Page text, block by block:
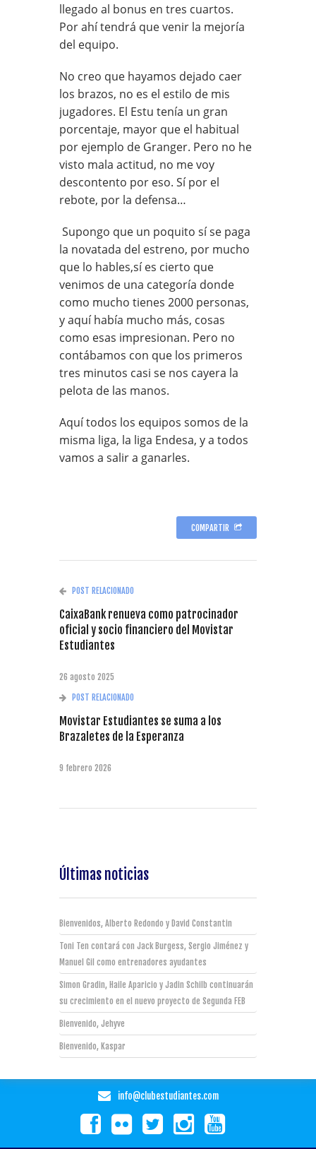
llegado al bonus en tres cuartos.
Por ahí tendrá que venir la mejoría
del equipo.
No creo que hayamos dejado caer
los brazos, no es el estilo de mis
jugadores. El Estu tenía un gran
porcentaje, mayor que el habitual
por ejemplo de Granger. Pero no he
visto mala actitud, no me voy
descontento por eso. Sí por el
rebote, por la defensa…
Supongo que un poquito sí se paga
la novatada del estreno, por mucho
que lo hables,sí es cierto que
venimos de una categoría donde
como mucho tienes 2000 personas,
y aquí había mucho más, cosas
como esas impresionan. Pero no
contábamos con que los primeros
tres minutos casi se nos cayera la
pelota de las manos.
Aquí todos los equipos somos de la
misma liga, la liga Endesa, y a todos
vamos a salir a ganarles.
COMPARTIR
POST RELACIONADO
CaixaBank renueva como patrocinador
oficial y socio financiero del Movistar
Estudiantes
26 agosto 2025
POST RELACIONADO
Movistar Estudiantes se suma a los
Brazaletes de la Esperanza
9 febrero 2026
Últimas noticias
Bienvenidos, Alberto Redondo y David Constantin
Toni Ten contará con Jack Burgess, Sergio Jiménez y
Manuel Gil como entrenadores ayudantes
Simon Gradin, Haile Aparicio y Jadin Schilb continuarán
su crecimiento en el nuevo proyecto de Segunda FEB
Bienvenido, Jehyve
Bienvenido, Kaspar
info@clubestudiantes.com